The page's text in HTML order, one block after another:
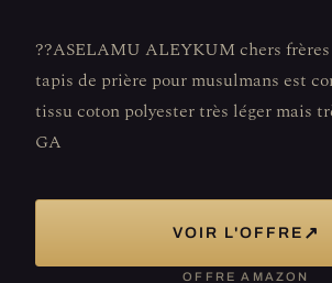
??ASELAMU ALEYKUM chers
tapis de prière pour musulmans est
tissu coton polyester très léger mais
GA
VOIR L'OFFRE ↗
OFFRE AMAZON